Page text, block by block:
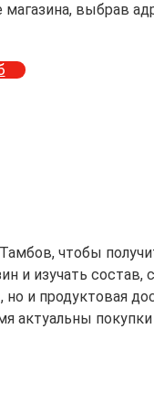
выбрав
чтобы
и изучать
и продуктовая
актуальны